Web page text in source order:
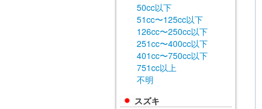
50cc以下
51cc〜125cc以下
126cc〜250cc以下
251cc〜400cc以下
401cc〜750cc以下
751cc以上
不明
スズキ